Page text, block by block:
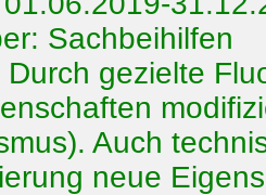
Sachbeihilfen
Durch gezielte
Auch
neue